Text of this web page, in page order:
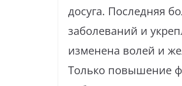
досуга. Последняя
заболеваний и
изменена волей и
Только повышение